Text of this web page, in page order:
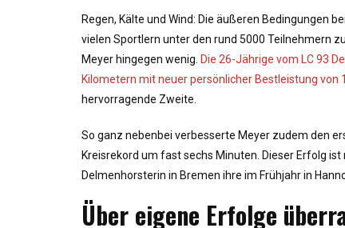
Regen, Kälte und Wind: Die äußeren Bedingungen
vielen Sportlern unter den rund 5000 Teilnehmern
Meyer hingegen wenig. Die 26-Jährige vom LC 93
Kilometern mit neuer persönlicher Bestleistung von
hervorragende Zweite.
So ganz nebenbei verbesserte Meyer zudem den
Kreisrekord um fast sechs Minuten. Dieser Erfolg
Delmenhorsterin in Bremen ihre im Frühjahr in
Über eigene Erfolge